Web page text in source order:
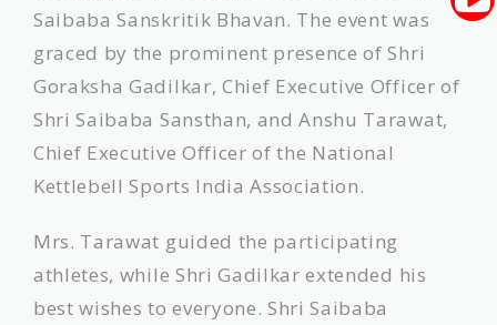
Saibaba Sanskritik Bhavan. The event was
graced by the prominent presence of Shri
Goraksha Gadilkar, Chief Executive Officer of
Shri Saibaba Sansthan, and Anshu Tarawat,
Chief Executive Officer of the National
Kettlebell Sports India Association.
​Mrs. Tarawat guided the participating
athletes, while Shri Gadilkar extended his
best wishes to everyone. Shri Saibaba